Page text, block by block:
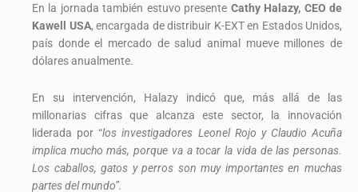
En la jornada también estuvo presente Cathy Halazy, CEO de
Kawell USA, encargada de distribuir K-EXT en Estados Unidos,
país donde el mercado de salud animal mueve millones de
dólares anualmente.
En su intervención, Halazy indicó que, más allá de las
millonarias cifras que alcanza este sector, la innovación
liderada por “los investigadores Leonel Rojo y Claudio Acuña
implica mucho más, porque va a tocar la vida de las personas.
Los caballos, gatos y perros son muy importantes en muchas
partes del mundo”.